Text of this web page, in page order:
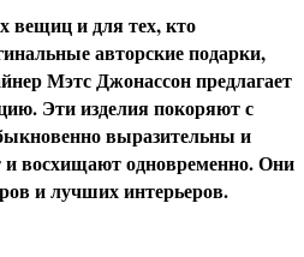
вещиц и для тех, кто
авторские подарки,
Мэтс Джонассон предлагает
Эти изделия покоряют с
выразительны и
восхищают одновременно. Они
и лучших интерьеров.